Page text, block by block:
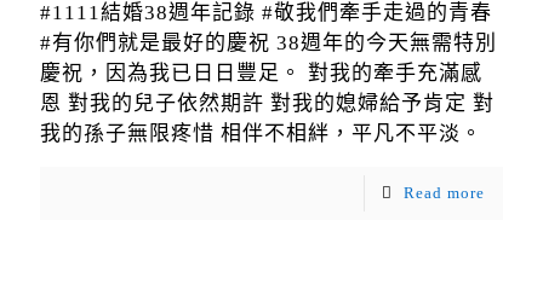
#1111結婚38週年記錄 #敬我們牽手走過的青春
#有你們就是最好的慶祝 38週年的今天無需特別
慶祝，因為我已日日豐足。 對我的牽手充滿感
恩 對我的兒子依然期許 對我的媳婦給予肯定 對
我的孫子無限疼惜 相伴不相絆，平凡不平淡。
Read more